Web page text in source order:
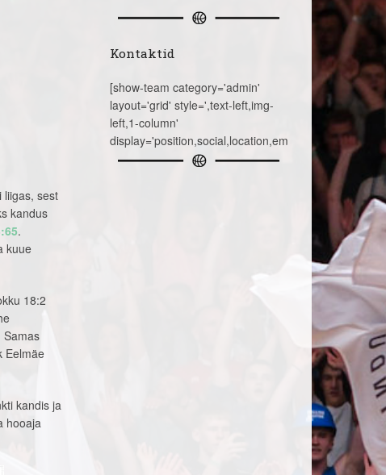
liigas, sest
kandus
.
kuue
18:2
Samas
Eelmäe
kandis ja
hooaja
Kontaktid
[show-team category='admin'
layout='grid' style=',text-left,img-
left,1-column'